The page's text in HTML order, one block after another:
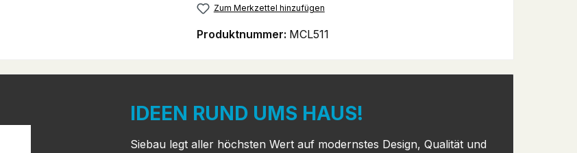
Zum Merkzettel hinzufügen
Produktnummer: MCL511
IDEEN RUND UMS HAUS!
Siebau legt aller höchsten Wert auf modernstes Design, Qualität und